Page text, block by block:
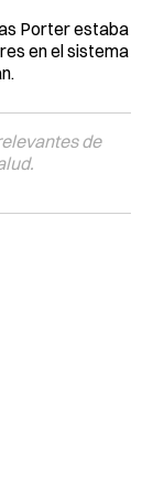
Porter estaba
en el sistema
de